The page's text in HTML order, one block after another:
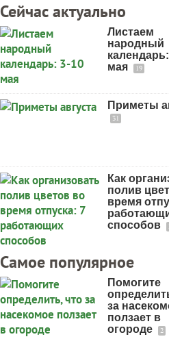
Сейчас актуально
Листаем
народный
мая
19
Приметы
31
Как
полив
время
способов
Самое популярное
Помогите
за
ползает в
огороде
2